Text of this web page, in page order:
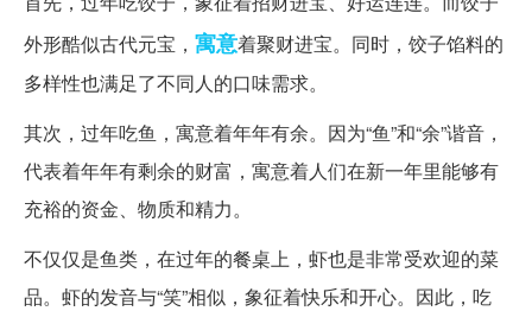
外形酷似古代元宝， 寓意着聚财进宝。同时，饺子馅料的
多样性也满足了不同人的口味需求。
其次，过年吃鱼，寓意着年年有余。因为“鱼”和“余”谐音，
代表着年年有剩余的财富，寓意着人们在新一年里能够有
充裕的资金、物质和精力。
不仅仅是鱼类，在过年的餐桌上，虾也是非常受欢迎的菜
品。虾的发音与“笑”相似，象征着快乐和开心。因此，吃